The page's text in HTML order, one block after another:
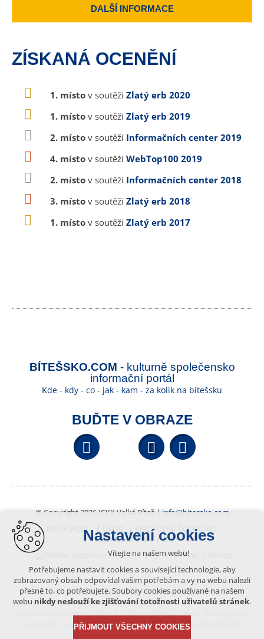
DALŠÍ INFORMACE
ZÍSKANÁ OCENĚNÍ
1. místo v soutěži Zlatý erb 2020
1. místo v soutěži Zlatý erb 2019
2. místo v soutěži Informačních center 2019
4. místo v soutěži WebTop100 2019
2. místo v soutěži Informačních center 2018
3. místo v soutěži Zlatý erb 2018
1. místo v soutěži Zlatý erb 2017
BÍTEŠSKO.COM - kulturně společensko
informační portál
Kde - kdy - co - jak - kam - za kolik na bítešsku
BUĎTE V OBRAZE
Facebook YouTube
© Copyright 2026 ICKK Velká Bíteš | info@bitessko.com
MAPA WEBU
ÚVOD
OBCHODNÍ PODMÍNKY
PORTÁL OBČANA
GIS
VYTVOŘENO V XART.CZ
Obsah tohoto portálu je chráněn autorským právem, které
vykonává vydavatel. Jakékoliv užití článků a fotografií z této podoby
písemného souhlasu vydavatele – BÍTEŠSKO.COM -ZAKÁZÁNO.
Nastavení cookies
Vítejte na našem webu!
Potřebujeme nastavit cookies a související technologie, aby
zobrazovaný obsah odpovídal vašim potřebám a vy na webu nalezli
přesně to, co potřebujete. Soubory cookies používané na našem
webu nikdy neslouží ke zjišťování totožnosti uživatelů stránek.
PŘIJMOUT VŠECHNY COOKIES